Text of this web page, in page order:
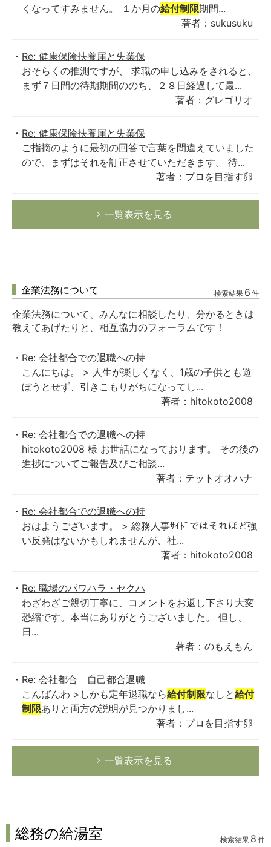
くなってすみません。 １か月の給付制限期間...
著者：sukusuku
Re: 健康保険扶養届と失業保
おそらくの推測ですが、 求職の申し込みをされると、
まず７日間の待期期間ののち、２８日経過して最...
著者：グレゴリオ
Re: 健康保険扶養届と失業保
ご指摘のように最初の回答で言葉を間違えていました
ので、まずはそれを訂正させていただきます。 待...
著者：プロを目指す卵
一覧表示を見る
企業法務について 検索結果 6 件
企業法務について、みんなに相談したり、分かるときは
教えてあげたりと、相互協力のフォーラムです！
Re: 会社都合での退職への持
こんにちは。 > 人生が楽しくなく、1歳の子供とも遊
ぼうとせず、引きこもりがちになってし...
著者：hitokoto2008
Re: 会社都合での退職への持
hitokoto2008 様 お世話になっております。 その後の
進捗についてご報告及びご相談...
著者：テットオオハナ
Re: 会社都合での退職への持
おはようございます。 > 総務人事ｻｲﾄﾞではそれほど強
い反発はないかもしれませんが、社...
著者：hitokoto2008
Re: 職場のパワハラ・セクハ
わざわざご親切丁寧に、コメントをお返し下さり大変
恐縮です。本当にありがとうございました。 但し、
日...
著者：のもえもん
Re: 会社都合 自己都合退職
こんばんわ >しかも定年退職なら給付制限なしと給付
制限ありと両方の説明が見つかりまし...
著者：プロを目指す卵
一覧表示を見る
総務の給湯室 検索結果 8 件